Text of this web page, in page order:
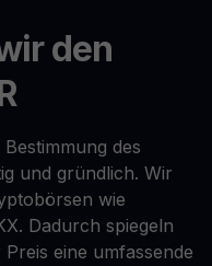
den
des
und gründlich. Wir
wie
Dadurch spiegeln
eine umfassende